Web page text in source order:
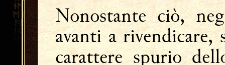
Nonostante ciò,
avanti a
carattere spurio